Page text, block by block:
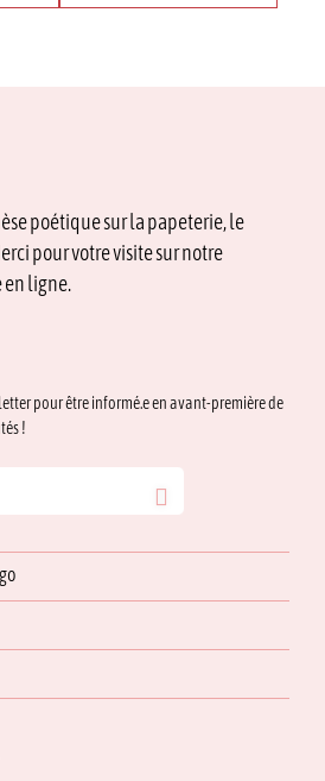
poétique sur la papeterie, le
pour votre visite sur notre
en ligne.
pour être informé.e en avant-première de
!